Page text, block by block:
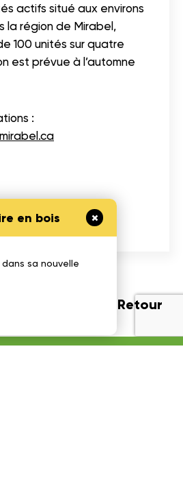
en bois
sa nouvelle
actifs situé aux environs
la région de Mirabel,
100 unités sur quatre
est prévue à l’automne
:
Retour